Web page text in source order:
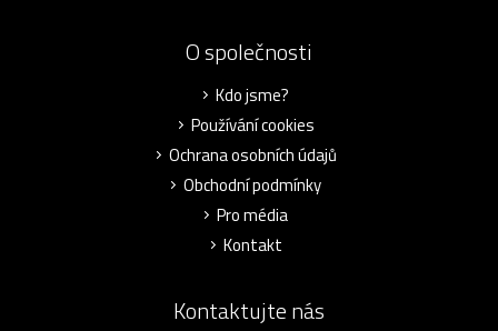
O společnosti
Kdo jsme?
Používání cookies
Ochrana osobních údajů
Obchodní podmínky
Pro média
Kontakt
Kontaktujte nás